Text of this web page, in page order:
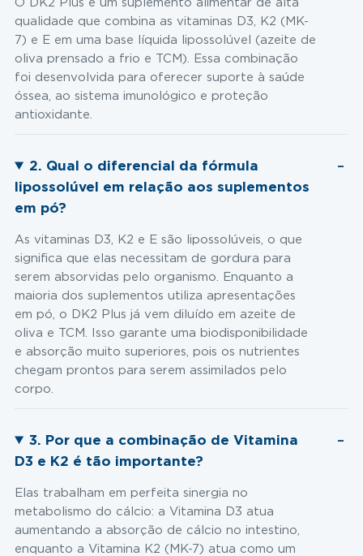
O DK2 Plus é um suplemento alimentar de alta
qualidade que combina as vitaminas D3, K2 (MK-
7) e E em uma base líquida lipossolúvel (azeite de
oliva prensado a frio e TCM). Essa combinação
foi desenvolvida para oferecer suporte à saúde
óssea, ao sistema imunológico e proteção
antioxidante.
2. Qual o diferencial da fórmula
lipossolúvel em relação aos suplementos
em pó?
As vitaminas D3, K2 e E são lipossolúveis, o que
significa que elas necessitam de gordura para
serem absorvidas pelo organismo. Enquanto a
maioria dos suplementos utiliza apresentações
em pó, o DK2 Plus já vem diluído em azeite de
oliva e TCM. Isso garante uma biodisponibilidade
e absorção muito superiores, pois os nutrientes
chegam prontos para serem assimilados pelo
corpo.
3. Por que a combinação de Vitamina
D3 e K2 é tão importante?
Elas trabalham em perfeita sinergia no
metabolismo do cálcio: a Vitamina D3 atua
aumentando a absorção de cálcio no intestino,
enquanto a Vitamina K2 (MK-7) atua como um